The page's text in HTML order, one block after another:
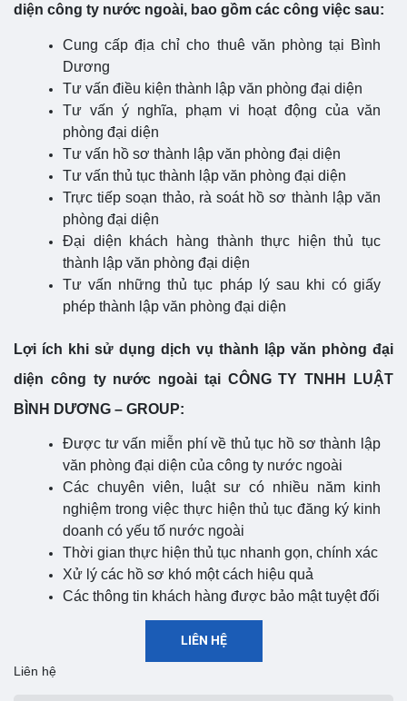
diện công ty nước ngoài, bao gồm các công việc sau:
Cung cấp địa chỉ cho thuê văn phòng tại Bình
Dương
Tư vấn điều kiện thành lập văn phòng đại diện
Tư vấn ý nghĩa, phạm vi hoạt động của văn
phòng đại diện
Tư vấn hồ sơ thành lập văn phòng đại diện
Tư vấn thủ tục thành lập văn phòng đại diện
Trực tiếp soạn thảo, rà soát hồ sơ thành lập văn
phòng đại diện
Đại diện khách hàng thành thực hiện thủ tục
thành lập văn phòng đại diện
Tư vấn những thủ tục pháp lý sau khi có giấy
phép thành lập văn phòng đại diện
Lợi ích khi sử dụng dịch vụ thành lập văn phòng đại
diện công ty nước ngoài tại CÔNG TY TNHH LUẬT
BÌNH DƯƠNG – GROUP:
Được tư vấn miễn phí về thủ tục hồ sơ thành lập
văn phòng đại diện của công ty nước ngoài
Các chuyên viên, luật sư có nhiều năm kinh
nghiệm trong việc thực hiện thủ tục đăng ký kinh
doanh có yếu tố nước ngoài
Thời gian thực hiện thủ tục nhanh gọn, chính xác
Xử lý các hồ sơ khó một cách hiệu quả
Các thông tin khách hàng được bảo mật tuyệt đối
LIÊN HỆ
Liên hệ